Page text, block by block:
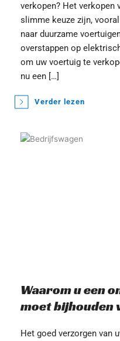
verkopen? Het verkopen
slimme keuze zijn,
naar duurzame
overstappen op
om uw voertuig te
nu een […]
Verder lezen
Waarom u een
moet bijhouden
Het goed verzorgen van